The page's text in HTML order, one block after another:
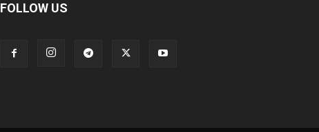
FOLLOW US